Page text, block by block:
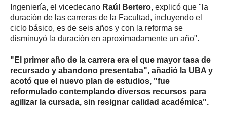
Ingeniería, el vicedecano Raúl Bertero, explicó que "la
duración de las carreras de la Facultad, incluyendo el
ciclo básico, es de seis años y con la reforma se
disminuyó la duración en aproximadamente un año".
"El primer año de la carrera era el que mayor tasa de
recursado y abandono presentaba", añadió la UBA y
acotó que el nuevo plan de estudios, "fue
reformulado contemplando diversos recursos para
agilizar la cursada, sin resignar calidad académica".